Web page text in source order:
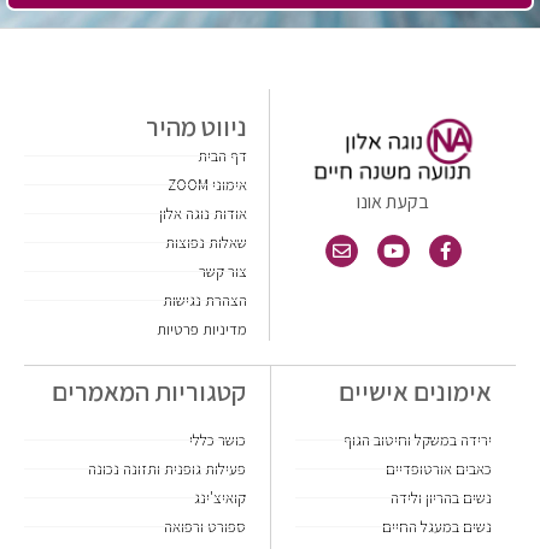
בקעת אונו
ניווט מהיר
דף הבית
אימוני ZOOM
אודות נוגה אלון
שאלות נפוצות
צור קשר
הצהרת נגישות
מדיניות פרטיות
אימונים אישיים
ירידה במשקל וחיטוב הגוף
כאבים אורטופדיים
נשים בהריון ולידה
נשים במעגל החיים
קטגוריות המאמרים
כושר כללי
פעילות גופנית ותזונה נכונה
קואיצ'ינג
ספורט ורפואה